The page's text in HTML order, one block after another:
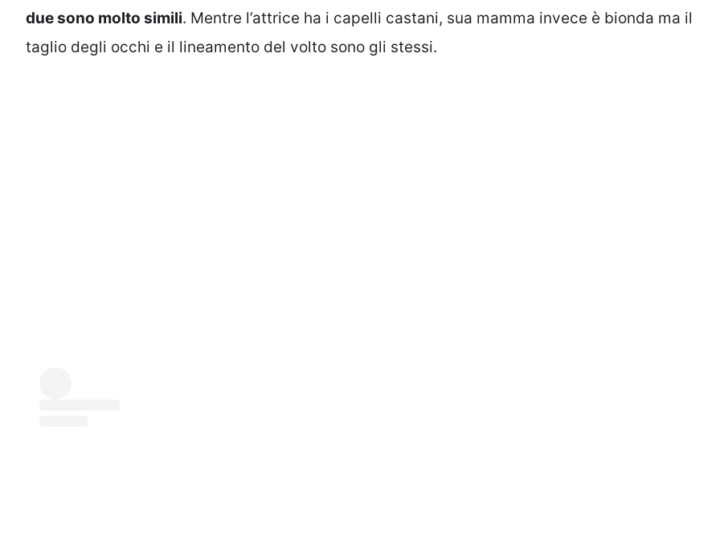
due sono molto simili. Mentre l’attrice ha i capelli castani, sua mamma invece è bionda ma il
taglio degli occhi e il lineamento del volto sono gli stessi.